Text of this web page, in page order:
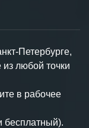
Петербурге,
любой точки
в рабочее
бесплатный).